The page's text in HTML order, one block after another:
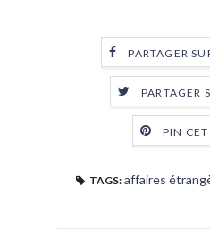
PARTAGER
PARTAGER
PIN
TAGS: affaires